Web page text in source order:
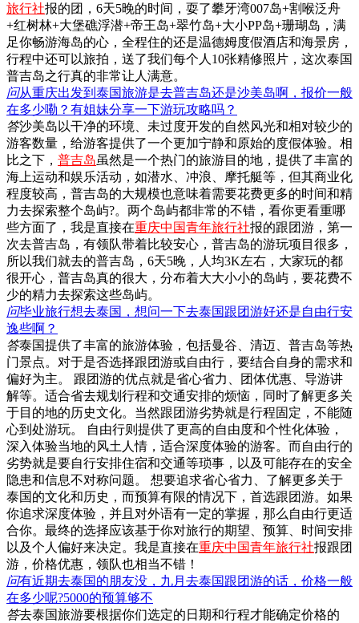
旅行社报的团，6天5晚的时间，耍了攀牙湾007岛+割喉泛舟
+红树林+大堡礁浮潜+帝王岛+翠竹岛+大小PP岛+珊瑚岛，满
足你畅游海岛的心，全程住的还是温德姆度假酒店和海景房，
行程中还可以旅拍，送了我们每个人10张精修照片，这次泰国
普吉岛之行真的非常让人满意。
问从重庆出发到泰国旅游是去普吉岛还是沙美岛啊，报价一般
在多少嘞？有姐妹分享一下游玩攻略吗？
答沙美岛以干净的环境、未过度开发的自然风光和相对较少的
游客数量，给游客提供了一个更加宁静和原始的度假体验。相
比之下， 普吉岛虽然是一个热门的旅游目的地，提供了丰富的
海上运动和娱乐活动，如潜水、冲浪、摩托艇等，但其商业化
程度较高，普吉岛的大规模也意味着需要花费更多的时间和精
力去探索整个岛屿?。两个岛屿都非常的不错，看你更看重哪
些方面了，我是直接在重庆中国青年旅行社报的跟团游，第一
次去普吉岛，有领队带着比较安心，普吉岛的游玩项目很多，
所以我们就去的普吉岛，6天5晚，人均3K左右，大家玩的都
很开心，普吉岛真的很大，分布着大大小小的岛屿，要花费不
少的精力去探索这些岛屿。
问毕业旅行想去泰国，想问一下去泰国跟团游好还是自由行安
逸些啊？
答泰国提供了丰富的旅游体验，包括曼谷、清迈、普吉岛等热
门景点。对于是否选择跟团游或自由行，要结合自身的需求和
偏好为主。 跟团游的优点就是省心省力、团体优惠、导游讲
解等。适合省去规划行程和交通安排的烦恼，同时了解更多关
于目的地的历史文化。当然跟团游劣势就是行程固定，不能随
心到处游玩。 自由行则提供了更高的自由度和个性化体验，
深入体验当地的风土人情，适合深度体验的游客。而自由行的
劣势就是要自行安排住宿和交通等琐事，以及可能存在的安全
隐患和信息不对称问题。 想要追求省心省力、了解更多关于
泰国的文化和历史，而预算有限的情况下，首选跟团游。如果
你追求深度体验，并且对外语有一定的掌握，那么自由行更适
合你。最终的选择应该基于你对旅行的期望、预算、时间安排
以及个人偏好来决定。我是直接在重庆中国青年旅行社报跟团
游，价格优惠，领队也相当不错！
问有近期去泰国的朋友没，九月去泰国跟团游的话，价格一般
在多少呢?5000的预算够不
答去泰国旅游要根据你们选定的日期和行程才能确定价格的